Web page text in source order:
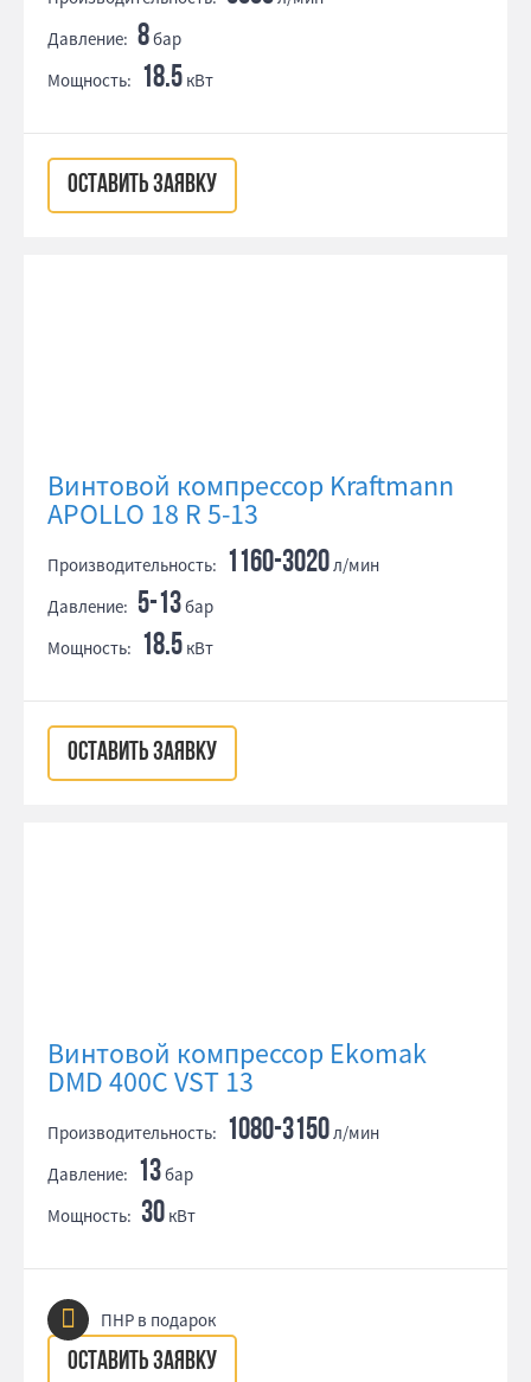
Давление: 8бар
Мощность: 18.5 кВт
ОСТАВИТЬ ЗАЯВКУ
Винтовой компрессор Kraftmann
APOLLO 18 R 5-13
Производительность: 1160-3020л/мин
Давление: 5-13бар
Мощность: 18.5 кВт
ОСТАВИТЬ ЗАЯВКУ
Винтовой компрессор Ekomak
DMD 400C VST 13
Производительность: 1080-3150л/мин
Давление: 13бар
Мощность: 30 кВт
ПНР в подарок
ОСТАВИТЬ ЗАЯВКУ